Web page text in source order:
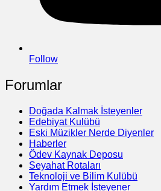
Follow
Forumlar
Doğada Kalmak İsteyenler
Edebiyat Kulübü
Eski Müzikler Nerde Diyenler
Haberler
Ödev Kaynak Deposu
Seyahat Rotaları
Teknoloji ve Bilim Kulübü
Yardım Etmek İsteyener